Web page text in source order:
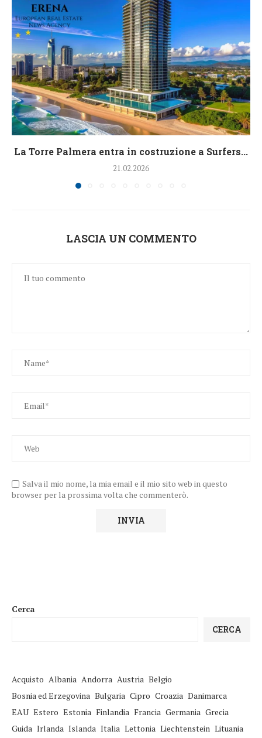
La Torre Palmera entra in costruzione a Surfers...
21.02.2026
LASCIA UN COMMENTO
Salva il mio nome, la mia email e il mio sito web in questo
browser per la prossima volta che commenterò.
Cerca
CERCA
Acquisto Albania Andorra Austria Belgio
Bosnia ed Erzegovina Bulgaria Cipro Croazia Danimarca
EAU Estero Estonia Finlandia Francia Germania Grecia
Guida Irlanda Islanda Italia Lettonia Liechtenstein Lituania